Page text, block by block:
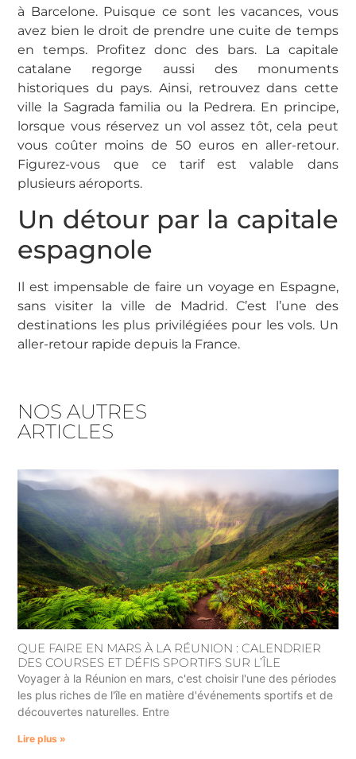
à Barcelone. Puisque ce sont les vacances, vous
avez bien le droit de prendre une cuite de temps
en temps. Profitez donc des bars. La capitale
catalane regorge aussi des monuments
historiques du pays. Ainsi, retrouvez dans cette
ville la Sagrada familia ou la Pedrera. En principe,
lorsque vous réservez un vol assez tôt, cela peut
vous coûter moins de 50 euros en aller-retour.
Figurez-vous que ce tarif est valable dans
plusieurs aéroports.
Un détour par la capitale
espagnole
Il est impensable de faire un voyage en Espagne,
sans visiter la ville de Madrid. C’est l’une des
destinations les plus privilégiées pour les vols. Un
aller-retour rapide depuis la France.
NOS AUTRES
ARTICLES
QUE FAIRE EN MARS À LA RÉUNION : CALENDRIER
DES COURSES ET DÉFIS SPORTIFS SUR L’ÎLE
Voyager à la Réunion en mars, c'est choisir l'une des périodes
les plus riches de l'île en matière d'événements sportifs et de
découvertes naturelles. Entre
Lire plus »